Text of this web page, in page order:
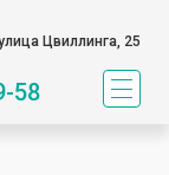
Цвиллинга, 25
58